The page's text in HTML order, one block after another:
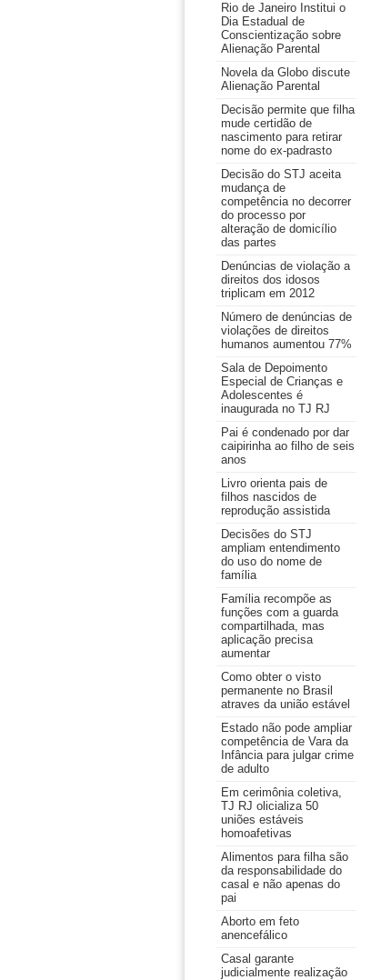
Rio de Janeiro Institui o
Dia Estadual de
Conscientização sobre
Alienação Parental
Novela da Globo discute
Alienação Parental
Decisão permite que filha
mude certidão de
nascimento para retirar
nome do ex-padrasto
Decisão do STJ aceita
mudança de
competência no decorrer
do processo por
alteração de domicílio
das partes
Denúncias de violação a
direitos dos idosos
triplicam em 2012
Número de denúncias de
violações de direitos
humanos aumentou 77%
Sala de Depoimento
Especial de Crianças e
Adolescentes é
inaugurada no TJ RJ
Pai é condenado por dar
caipirinha ao filho de seis
anos
Livro orienta pais de
filhos nascidos de
reprodução assistida
Decisões do STJ
ampliam entendimento
do uso do nome de
família
Família recompõe as
funções com a guarda
compartilhada, mas
aplicação precisa
aumentar
Como obter o visto
permanente no Brasil
atraves da união estável
Estado não pode ampliar
competência de Vara da
Infância para julgar crime
de adulto
Em cerimônia coletiva,
TJ RJ olicializa 50
uniões estáveis
homoafetivas
Alimentos para filha são
da responsabilidade do
casal e não apenas do
pai
Aborto em feto
anencefálico
Casal garante
judicialmente realização